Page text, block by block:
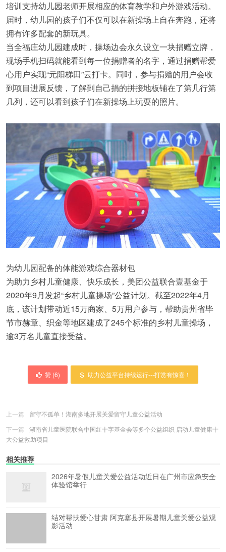
培训支持幼儿园老师开展相应的体育教学和户外游戏活动。
届时，幼儿园的孩子们不仅可以在新操场上自在奔跑，还将
拥有许多配套的新玩具。
当全福庄幼儿园建成时，操场边会永久设立一块捐赠立牌，
现场手机扫码就能看到每一位捐赠者的名字，通过捐赠帮爱
心用户实现“元阳梯田”云打卡。同时，参与捐赠的用户会收
到项目进展反馈，了解到自己捐的拼接地板铺在了第几行第
几列，还可以看到孩子们在新操场上玩耍的照片。
为幼儿园配备的体能游戏综合器材包
为助力乡村儿童健康、快乐成长，美团公益联合壹基金于
2020年9月发起“乡村儿童操场”公益计划。截至2022年4月
底，该计划带动近15万商家、5万用户参与，帮助贵州省毕
节市赫章、织金等地区建成了245个标准的乡村儿童操场，
逾3万名儿童直接受益。
赞 (6) 助力公益平台持续运行---打赏有惊喜！
上一篇
留守不孤单！湖南多地开展关爱留守儿童公益活动
下一篇
湖南省儿童医院联合中国红十字基金会等多个公益组织 启动儿童健康十
大公益救助项目
相关推荐
2026年暑假儿童关爱公益活动近日在广州市应急安全
体验馆举行
结对帮扶爱心甘肃 阿克塞县开展暑期儿童关爱公益观
影活动